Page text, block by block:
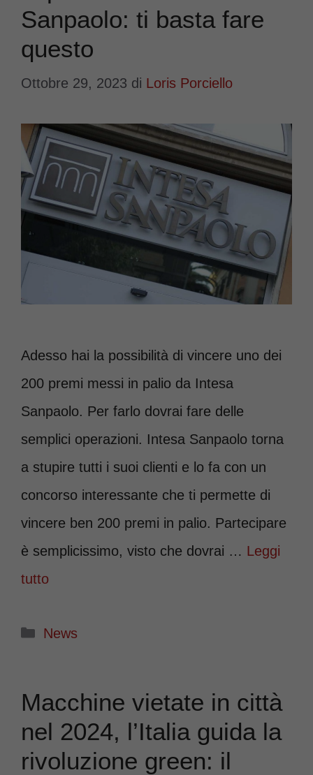
Sanpaolo: ti basta fare
questo
Ottobre 29, 2023 di Loris Porciello
Adesso hai la possibilità di vincere uno dei
200 premi messi in palio da Intesa
Sanpaolo. Per farlo dovrai fare delle
semplici operazioni. Intesa Sanpaolo torna
a stupire tutti i suoi clienti e lo fa con un
concorso interessante che ti permette di
vincere ben 200 premi in palio. Partecipare
è semplicissimo, visto che dovrai … Leggi
tutto
Categorie
News
Macchine vietate in città
nel 2024, l’Italia guida la
rivoluzione green: il